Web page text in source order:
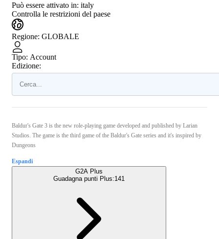
Può essere attivato in: italy
Controlla le restrizioni del paese
Regione: GLOBALE
Tipo: Account
Edizione:
Baldur's Gate 3 is the new role-playing game developed and published by Larian
Studios. The game is the third game of the Baldur's Gate series and it's inspired by
Dungeons
Espandi
G2A Plus
Guadagna punti Plus:141